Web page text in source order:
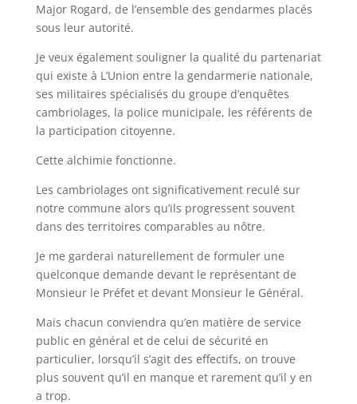
Major Rogard, de l’ensemble des gendarmes placés
sous leur autorité.
Je veux également souligner la qualité du partenariat
qui existe à L’Union entre la gendarmerie nationale,
ses militaires spécialisés du groupe d’enquêtes
cambriolages, la police municipale, les référents de
la participation citoyenne.
Cette alchimie fonctionne.
Les cambriolages ont significativement reculé sur
notre commune alors qu’ils progressent souvent
dans des territoires comparables au nôtre.
Je me garderai naturellement de formuler une
quelconque demande devant le représentant de
Monsieur le Préfet et devant Monsieur le Général.
Mais chacun conviendra qu’en matière de service
public en général et de celui de sécurité en
particulier, lorsqu’il s’agit des effectifs, on trouve
plus souvent qu’il en manque et rarement qu’il y en
a trop.